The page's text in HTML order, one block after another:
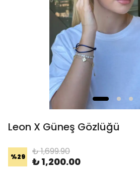
Leon X Güneş Gözlüğü
%29 ₺ 1,699.90
₺ 1,200.00